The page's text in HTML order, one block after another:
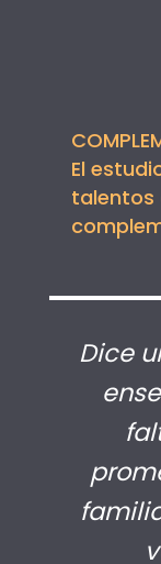
El
talentos
Dice